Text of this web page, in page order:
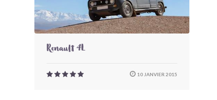
Renault 4L
10 JANVIER 2015